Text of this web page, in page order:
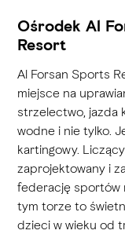
Ośrodek Al
Resort
Al Forsan Sports
miejsce na
strzelectwo, jazda
wodne i nie tylko.
kartingowy.
zaprojektowany i
federację sportów
tym torze to
dzieci w wieku od